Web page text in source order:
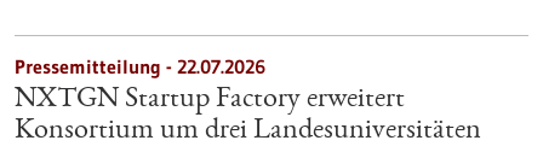
Pressemitteilung - 22.07.2026
NXTGN Startup Factory erweitert
Konsortium um drei Landesuniversitäten